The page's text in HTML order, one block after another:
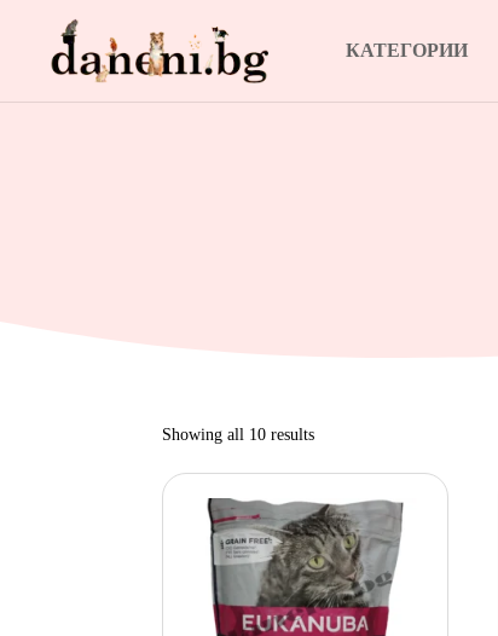
КАТЕГОРИИ
Showing all 10 resultsSorted
popularity